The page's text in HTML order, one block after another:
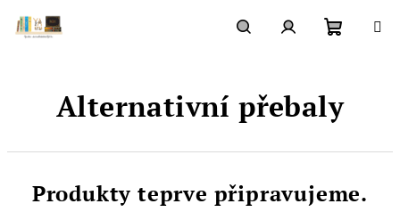
obsah
košík
Alternativní přebaly
Produkty teprve připravujeme.